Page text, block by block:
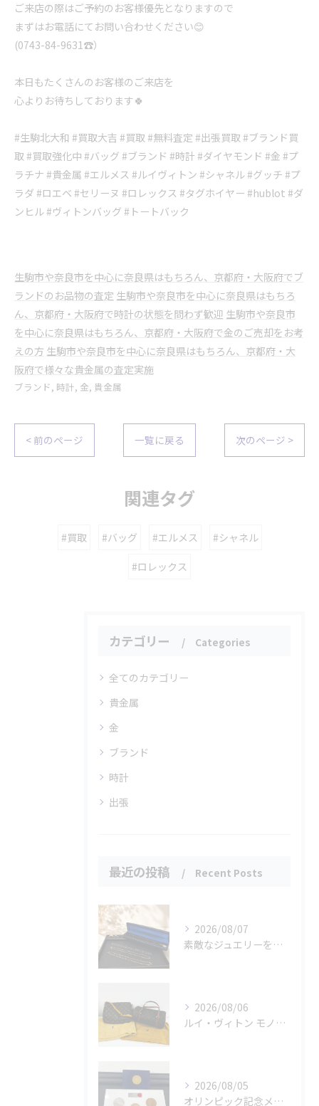
ご来店の際はご予約のお客様優先となりますので
まずはお電話にてお問い合わせください😊
(0743-84-9631☎️）
本日もたくさんのお客様のご来店を
心よりお待ちしております🍀
#生駒北大和 #買取大吉 #買取 #無料査定 #出張買取 #ブランド買
取 #買取強化中 #バッグ #ブランド #時計 #ダイヤモンド #金 #プ
ラチナ #貴金属 #エルメス #ルイヴィトン #シャネル #グッチ #プ
ラダ #ロエベ #セリーヌ #ロレックス #タグホイヤー #hublot #ダ
ンヒル #ヴィトンバッグ #トートバック
生駒市や奈良市を中心に奈良県はもちろん、京都府・大阪府でブ
ランドのお品物の査定 生駒市や奈良市を中心に奈良県はもちろ
ん、京都府・大阪府で時計の状態を問わず歓迎 生駒市や奈良市
を中心に奈良県はもちろん、京都府・大阪府で金のご売却をお考
えの方 生駒市や奈良市を中心に奈良県はもちろん、京都府・大
阪府で様々な貴金属の査定実施
ブランド 時計 金 貴金属
< 前のページ 一覧に戻る 次のページ >
関連タグ
#買取 #バッグ #エルメス #シャネル
#ロレックス
カテゴリー Categories
全てのカテゴリー
貴金属
金
ブランド
時計
出張
最近の投稿 Recent Posts
2026/08/07
素敵なジュエリーをたくさんお買取りさせていただきました✨
2026/08/06
ルイ・ヴィトン モノグラムバッグ2点をお買取させていただきました✨
2026/08/05
オリンピック記念メダルとメイプルリーフコインをお買取りさせていただきました🏅✨